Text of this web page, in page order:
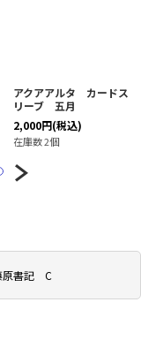
原書記 C
アクアアルタ カードス
リーブ 五月
2,000円(税込)
在庫数 2個